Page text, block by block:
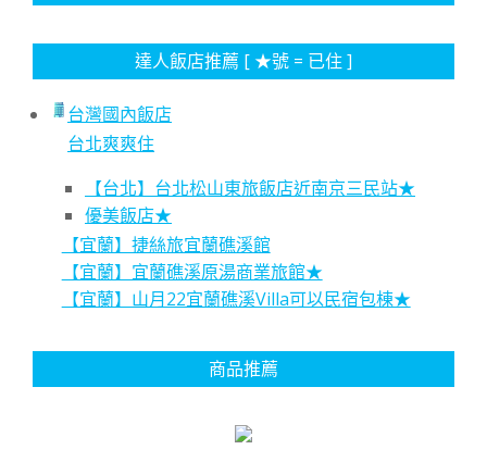
達人飯店推薦 [ ★號 = 已住 ]
台灣國內飯店
台北爽爽住
【台北】台北松山東旅飯店近南京三民站★
優美飯店★
【宜蘭】捷絲旅宜蘭礁溪館
【宜蘭】宜蘭礁溪原湯商業旅館★
【宜蘭】山月22宜蘭礁溪Villa可以民宿包棟★
商品推薦